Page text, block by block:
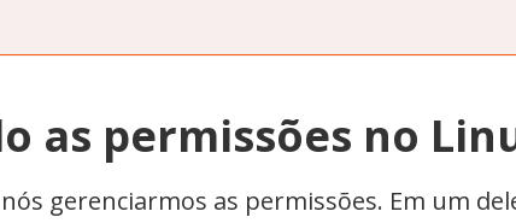
as permissões no
gerenciarmos as permissões. Em um